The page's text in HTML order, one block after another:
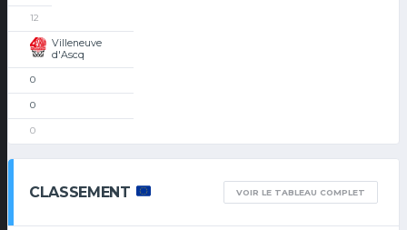
12
Villeneuve
d'Ascq
0
0
0
CLASSEMENT VOIR LE TABLEAU COMPLET